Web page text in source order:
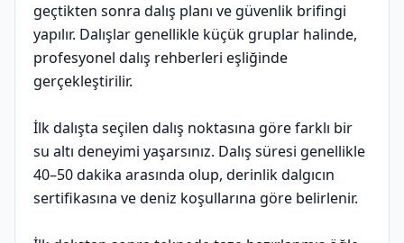
geçtikten sonra dalış planı ve güvenlik brifingi
yapılır. Dalışlar genellikle küçük gruplar halinde,
profesyonel dalış rehberleri eşliğinde
gerçekleştirilir.
İlk dalışta seçilen dalış noktasına göre farklı bir
su altı deneyimi yaşarsınız. Dalış süresi genellikle
40–50 dakika arasında olup, derinlik dalgıcın
sertifikasına ve deniz koşullarına göre belirlenir.